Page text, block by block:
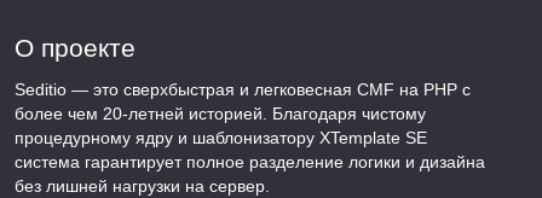
О проекте
Seditio — это сверхбыстрая и легковесная CMF на PHP с
более чем 20-летней историей. Благодаря чистому
процедурному ядру и шаблонизатору XTemplate SE
система гарантирует полное разделение логики и дизайна
без лишней нагрузки на сервер.